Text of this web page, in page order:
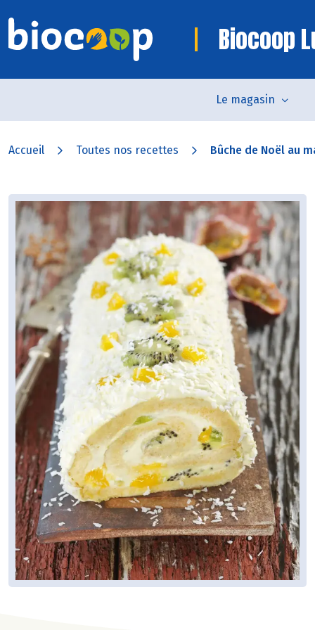
Biocoop
Le magasin
Accueil Toutes nos recettes Bûche de Noël au